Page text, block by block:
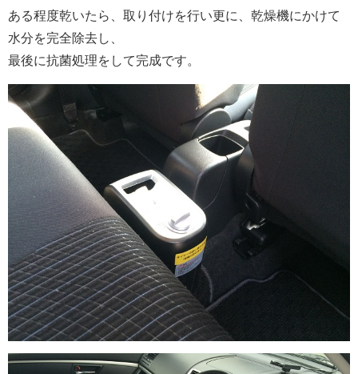
ある程度乾いたら、取り付けを行い更に、乾燥機にかけて
水分を完全除去し、
最後に抗菌処理をして完成です。